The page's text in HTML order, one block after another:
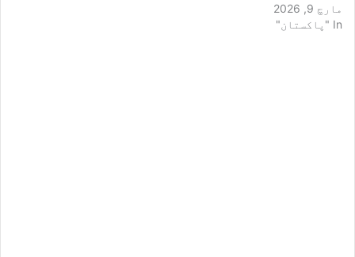
مارچ 9, 2026
In "پاکستان"